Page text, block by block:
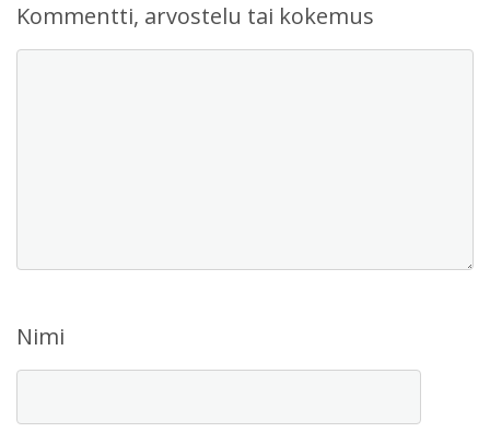
Kommentti, arvostelu tai kokemus
Nimi